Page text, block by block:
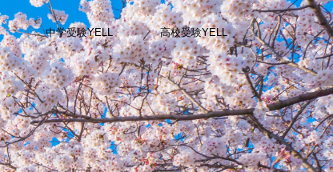
中学受験YELL 高校受験YELL